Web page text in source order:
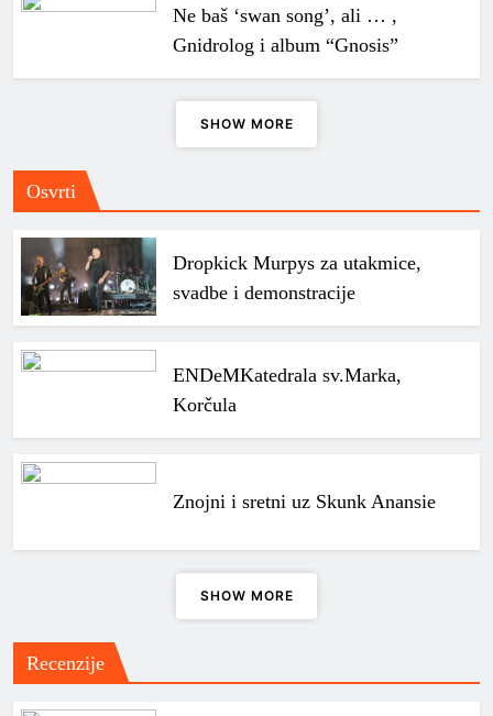
Ne baš ‘swan song’, ali … ,
Gnidrolog i album “Gnosis”
SHOW MORE
Osvrti
Dropkick Murpys za utakmice,
svadbe i demonstracije
ENDeMKatedrala sv.Marka,
Korčula
Znojni i sretni uz Skunk Anansie
SHOW MORE
Recenzije